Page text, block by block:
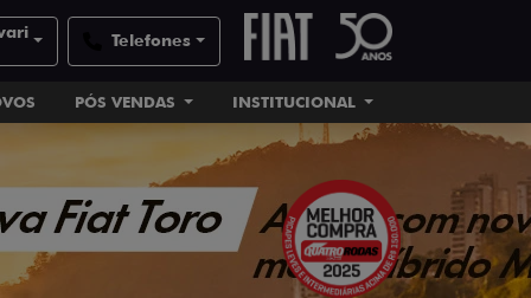
Telefones
PÓS VENDAS INSTITUCIONAL